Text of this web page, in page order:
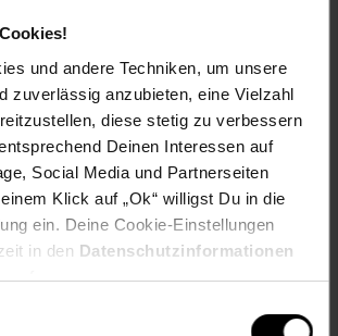
und andere Techniken, um unsere
zuverlässig anzubieten, eine Vielzahl
diese stetig zu verbessern
Deinen Interessen auf
Social Media und Partnerseiten
Klick auf „Ok“ willigst Du in die
ein. Deine Cookie-Einstellungen
in den Datenschutzinformationen
Person E-mail:
Person Hausnummer: 5
Person Land: Deutschland
Person Name oder Firma: Akyol
GmbH & Co. KG
Person Ort: Gelsenkirchen
Person PLZ: 45889
Person Straße: Hamburger Str.